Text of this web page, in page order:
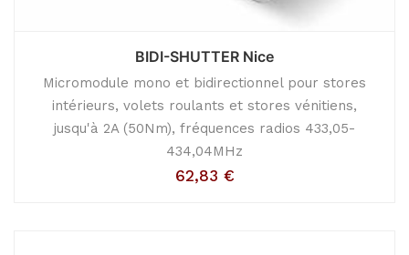
BIDI-SHUTTER Nice
Micromodule mono et bidirectionnel pour stores
intérieurs, volets roulants et stores vénitiens,
jusqu'à 2A (50Nm), fréquences radios 433,05-
434,04MHz
62,83 €